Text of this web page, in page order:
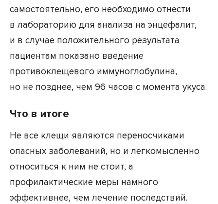
самостоятельно, его необходимо отнести
в лабораторию для анализа на энцефалит,
и в случае положительного результата
пациентам показано введение
противоклещевого иммуноглобулина,
но не позднее, чем 96 часов с момента укуса.
Что в итоге
Не все клещи являются переносчиками
опасных заболеваний, но и легкомысленно
относиться к ним не стоит, а
профилактические меры намного
эффективнее, чем лечение последствий.